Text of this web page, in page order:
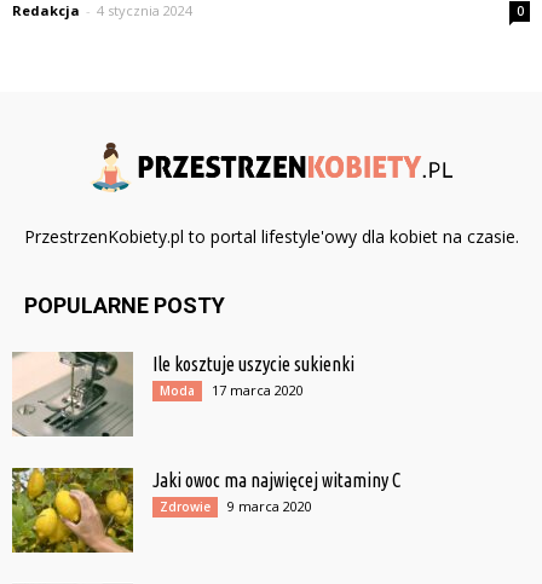
Redakcja - 4 stycznia 2024 0
PrzestrzenKobiety.pl to portal lifestyle'owy dla kobiet na czasie.
POPULARNE POSTY
Ile kosztuje uszycie sukienki
Moda 17 marca 2020
Jaki owoc ma najwięcej witaminy C
Zdrowie 9 marca 2020